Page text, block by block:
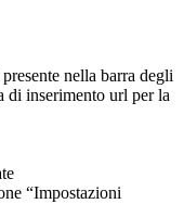
nella barra degli
di inserimento url per la
“Impostazioni